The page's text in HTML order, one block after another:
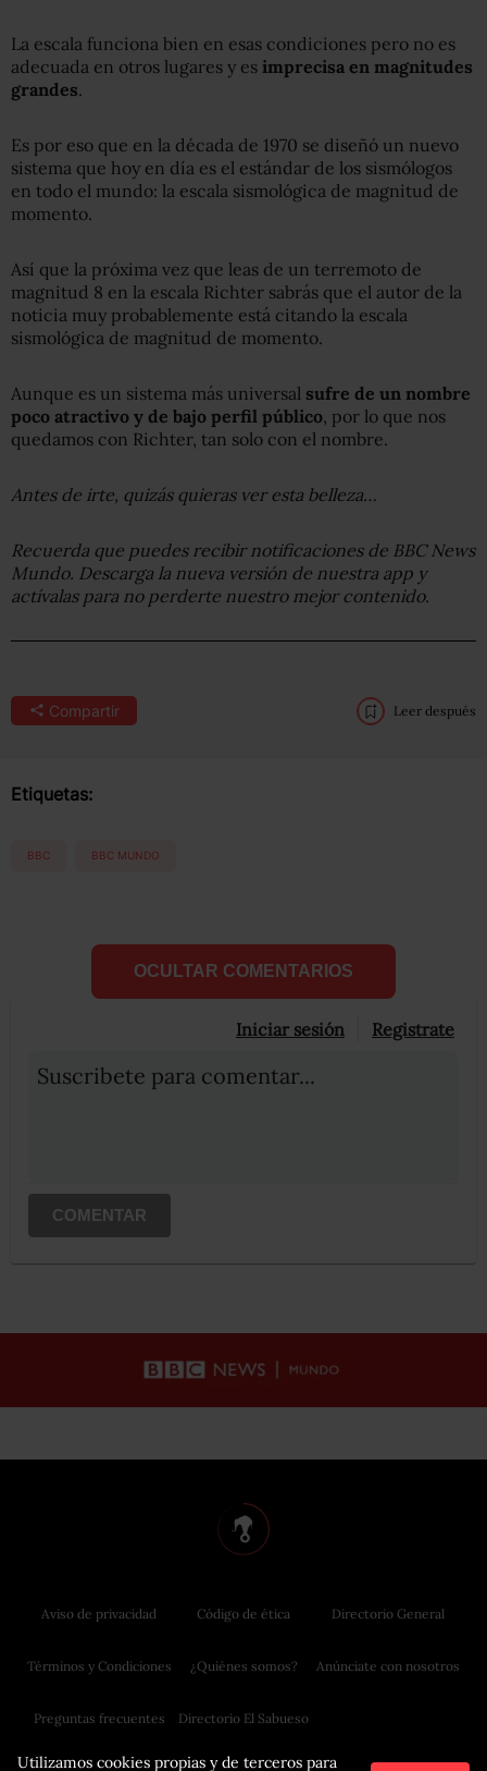
La escala funciona bien en esas condiciones pero no es
adecuada en otros lugares y es imprecisa en magnitudes
grandes.
Es por eso que en la década de 1970 se diseñó un nuevo
sistema que hoy en día es el estándar de los sismólogos
en todo el mundo: la escala sismológica de magnitud de
momento.
Así que la próxima vez que leas de un terremoto de
magnitud 8 en la escala Richter sabrás que el autor de la
noticia muy probablemente está citando la escala
sismológica de magnitud de momento.
Aunque es un sistema más universal sufre de un nombre
poco atractivo y de bajo perfil público , por lo que nos
quedamos con Richter, tan solo con el nombre.
Antes de irte, quizás quieras ver esta belleza…
Recuerda que puedes recibir notificaciones de BBC News
Mundo. Descarga la nueva versión de nuestra app y
actívalas para no perderte nuestro mejor contenido.
Compartir Leer después
Etiquetas:
BBC BBC MUNDO
OCULTAR COMENTARIOS
Iniciar sesión Registrate
Suscribete para comentar...
COMENTAR
Utilizamos cookies propias y de terceros para
Aviso de privacidad
Términos y Condiciones
Preguntas frecuentes
Código de ética
¿Quiénes somos?
Directorio El Sabueso
Directorio General
Anúnciate con nosotros